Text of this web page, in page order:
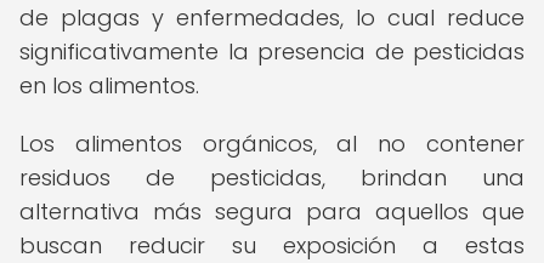
de plagas y enfermedades, lo cual reduce
significativamente la presencia de pesticidas
en los alimentos.
Los alimentos orgánicos, al no contener
residuos de pesticidas, brindan una
alternativa más segura para aquellos que
buscan reducir su exposición a estas